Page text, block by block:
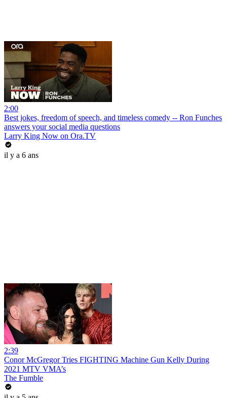
2:00
Best jokes, freedom of speech, and timeless comedy -- Ron Funches
answers your social media questions
Larry King Now on Ora.TV
il y a 6 ans
2:39
Conor McGregor Tries FIGHTING Machine Gun Kelly During
2021 MTV VMA’s
The Fumble